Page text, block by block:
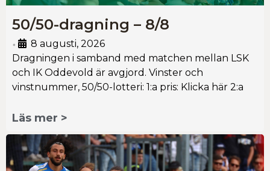
50/50-dragning – 8/8
•
8 augusti, 2026
Dragningen i samband med matchen mellan LSK
och IK Oddevold är avgjord. Vinster och
vinstnummer, 50/50-lotteri: 1:a pris: Klicka här 2:a
Läs mer >